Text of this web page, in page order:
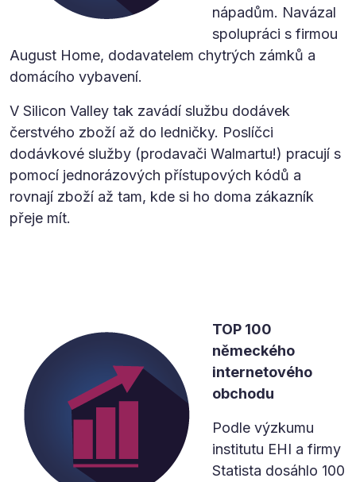
nápadům. Navázal
spolupráci s firmou
August Home, dodavatelem chytrých zámků a
domácího vybavení.
V Silicon Valley tak zavádí službu dodávek
čerstvého zboží až do ledničky. Poslíčci
dodávkové služby (prodavači Walmartu!) pracují s
pomocí jednorázových přístupových kódů a
rovnají zboží až tam, kde si ho doma zákazník
přeje mít.
TOP 100
německého
internetového
obchodu
Podle výzkumu
institutu EHI a firmy
Statista dosáhlo 100